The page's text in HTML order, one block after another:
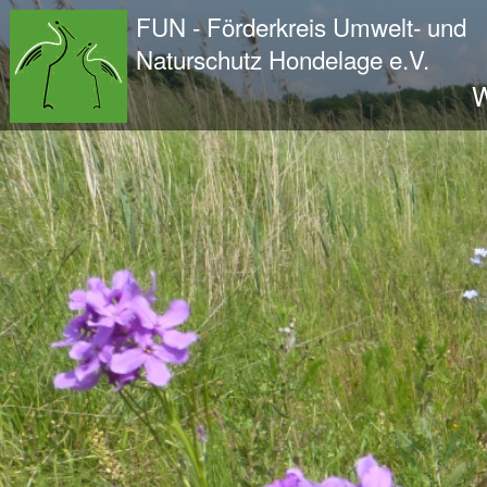
Wir - der FUN
Der Verein
Entstehung und Geschichte
Kontakt
Der Vorstand
Orts- und Arbeitsgruppen
Bundesfreiwilligendienst und Freiwilliges
Satzung und Leitbild
Veröffentlichungen
Projekte und Aktivitäten
Initiative Langes Leben
Urwald Hondelage
Togo - ein Projekt in Afrika
GAK-Projekte
Nistkästen
FUN - Förderkreis Umwelt- und
Naturschutz Hondelage e.V.